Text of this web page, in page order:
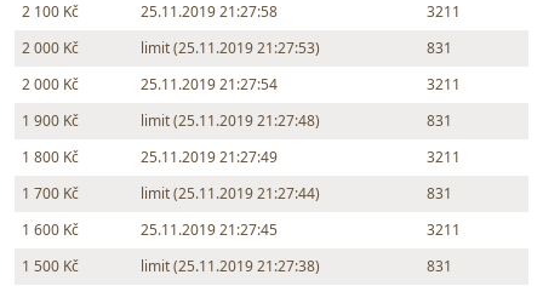
2 100 Kč
25.11.2019 21:27:58
3211
2 000 Kč
limit (25.11.2019 21:27:53)
831
2 000 Kč
25.11.2019 21:27:54
3211
1 900 Kč
limit (25.11.2019 21:27:48)
831
1 800 Kč
25.11.2019 21:27:49
3211
1 700 Kč
limit (25.11.2019 21:27:44)
831
1 600 Kč
25.11.2019 21:27:45
3211
1 500 Kč
limit (25.11.2019 21:27:38)
831